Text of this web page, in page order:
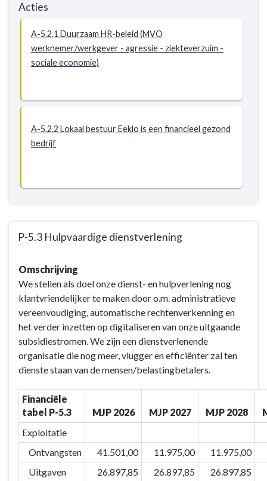
Acties
A-5.2.1 Duurzaam HR-beleid (MVO
werknemer/werkgever - agressie - ziekteverzuim -
sociale economie)
A-5.2.2 Lokaal bestuur Eeklo is een financieel gezond
bedrijf
P-5.3 Hulpvaardige dienstverlening
naar
navigatie
BD-
Eigentijds/wendbaar
Eeklo
partners
Actieplannen
5.3
Hulpvaardige
Omschrijving
We stellen als doel onze dienst- en hulpverlening nog
klantvriendelijker te maken door o.m. administratieve
vereenvoudiging, automatische rechtenverkenning en
het verder inzetten op digitaliseren van onze uitgaande
subsidiestromen. We zijn een dienstverlenende
organisatie die nog meer, vlugger en efficiënter zal ten
dienste staan van de mensen/belastingbetalers.
Financiële
tabel P-5.3
MJP 2026 MJP 2027 MJP 2028
Exploitatie
Ontvangsten
41.501,00 11.975,00
11.975,00
Uitgaven
26.897,85 26.897,85
26.897,85